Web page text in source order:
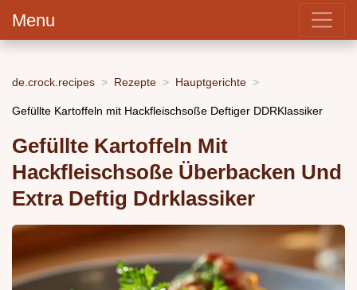
Menu
de.crock.recipes Rezepte Hauptgerichte
Gefüllte Kartoffeln mit Hackfleischsoße Deftiger DDRKlassiker
Gefüllte Kartoffeln Mit
Hackfleischsoße Überbacken Und
Extra Deftig Ddrklassiker